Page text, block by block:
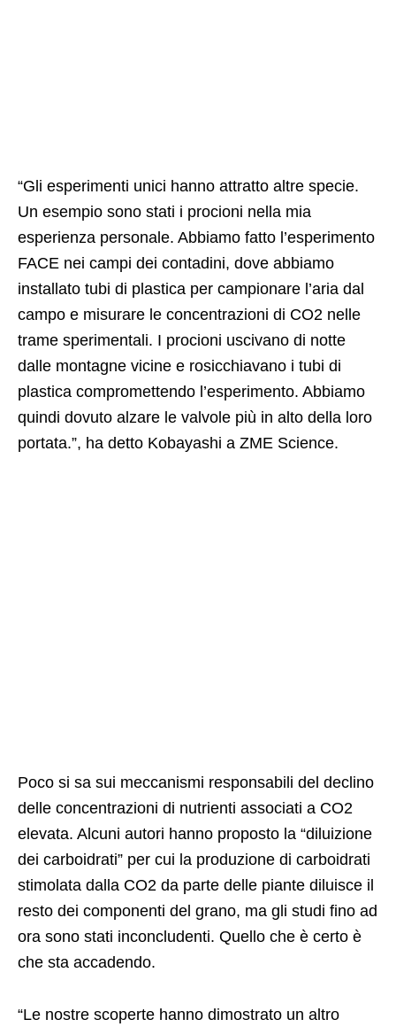
“Gli esperimenti unici hanno attratto altre specie.
Un esempio sono stati i procioni nella mia
esperienza personale. Abbiamo fatto l’esperimento
FACE nei campi dei contadini, dove abbiamo
installato tubi di plastica per campionare l’aria dal
campo e misurare le concentrazioni di CO2 nelle
trame sperimentali. I procioni uscivano di notte
dalle montagne vicine e rosicchiavano i tubi di
plastica compromettendo l’esperimento. Abbiamo
quindi dovuto alzare le valvole più in alto della loro
portata.”, ha detto Kobayashi a ZME Science.
Poco si sa sui meccanismi responsabili del declino
delle concentrazioni di nutrienti associati a CO2
elevata. Alcuni autori hanno proposto la “diluizione
dei carboidrati” per cui la produzione di carboidrati
stimolata dalla CO2 da parte delle piante diluisce il
resto dei componenti del grano, ma gli studi fino ad
ora sono stati inconcludenti. Quello che è certo è
che sta accadendo.
“Le nostre scoperte hanno dimostrato un altro